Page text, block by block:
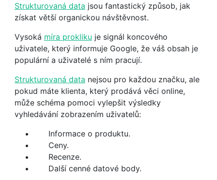
Strukturovaná data jsou fantastický způsob, jak
získat větší organickou návštěvnost.
Vysoká míra prokliku je signál koncového
uživatele, který informuje Google, že váš obsah je
populární a uživatelé s ním pracují.
Strukturovaná data nejsou pro každou značku, ale
pokud máte klienta, který prodává věci online,
může schéma pomoci vylepšit výsledky
vyhledávání zobrazením uživatelů:
Informace o produktu.
Ceny.
Recenze.
Další cenné datové body.